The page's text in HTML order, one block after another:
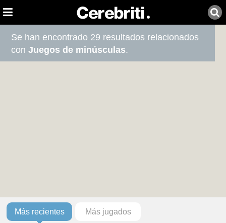
Se han encontrado 29 resultados relacionados
conJuegos de minúsculas.
Más recientes Más jugados